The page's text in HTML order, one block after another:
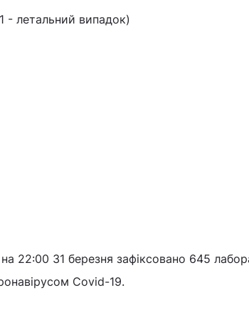
- летальний випадок)
на 22:00 31 березня зафіксовано 645
Covid-19.